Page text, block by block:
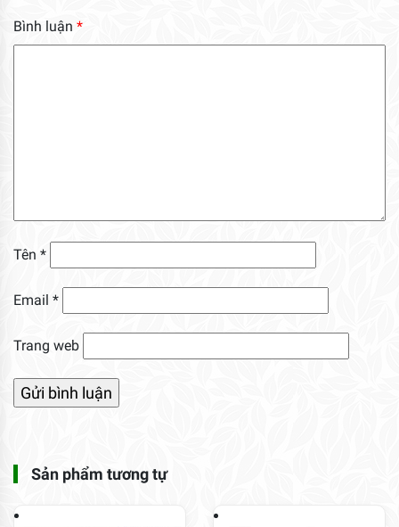
Bình luận *
Tên *
Email *
Trang web
Sản phẩm tương tự